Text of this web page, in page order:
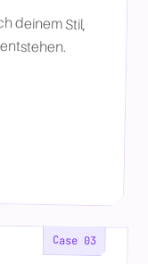
deinem Stil,
Case 03